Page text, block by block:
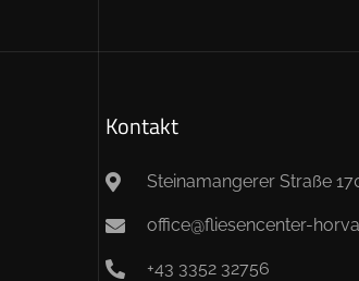
Kontakt
Steinamangerer Straße
office@fliesencenter-
+43 3352 32756